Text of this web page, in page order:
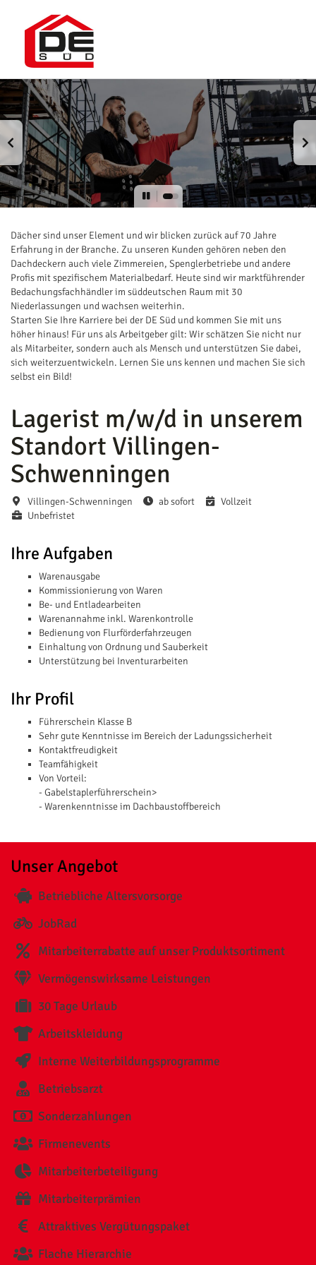
Lagerist m/w/d in unserem
Standort Villingen-
Schwenningen
Villingen-Schwenningen ab sofort
Vollzeit
Unbefristet
Dächer sind unser Element und wir blicken zurück auf 70 Jahre
Erfahrung in der Branche. Zu unseren Kunden gehören neben den
Dachdeckern auch viele Zimmereien, Spenglerbetriebe und andere
Profis mit spezifischem Materialbedarf. Heute sind wir marktführender
Bedachungsfachhändler im süddeutschen Raum mit 30
Niederlassungen und wachsen weiterhin.
Starten Sie Ihre Karriere bei der DE Süd und kommen Sie mit uns
höher hinaus! Für uns als Arbeitgeber gilt: Wir schätzen Sie nicht nur
als Mitarbeiter, sondern auch als Mensch und unterstützen Sie dabei,
sich weiterzuentwickeln. Lernen Sie uns kennen und machen Sie sich
selbst ein Bild!
Ihre Aufgaben
Warenausgabe
Kommissionierung von Waren
Be- und Entladearbeiten
Warenannahme inkl. Warenkontrolle
Bedienung von Flurförderfahrzeugen
Einhaltung von Ordnung und Sauberkeit
Unterstützung bei Inventurarbeiten
Ihr Profil
Führerschein Klasse B
Sehr gute Kenntnisse im Bereich der Ladungssicherheit
Kontaktfreudigkeit
Teamfähigkeit
Von Vorteil:
- Gabelstaplerführerschein>
- Warenkenntnisse im Dachbaustoffbereich
Unser Angebot
Betriebliche Altersvorsorge
JobRad
Mitarbeiterrabatte auf unser Produktsortiment
Vermögenswirksame Leistungen
30 Tage Urlaub
Arbeitskleidung
Interne Weiterbildungsprogramme
Betriebsarzt
Sonderzahlungen
Firmenevents
Mitarbeiterbeteiligung
Mitarbeiterprämien
Attraktives Vergütungspaket
Flache Hierarchie